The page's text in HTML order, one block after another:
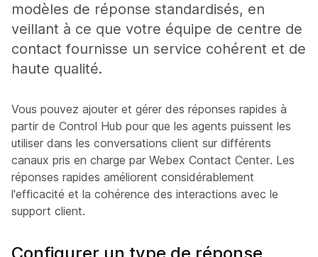
modèles de réponse standardisés, en
veillant à ce que votre équipe de centre de
contact fournisse un service cohérent et de
haute qualité.
Vous pouvez ajouter et gérer des réponses rapides à
partir de Control Hub pour que les agents puissent les
utiliser dans les conversations client sur différents
canaux pris en charge par Webex Contact Center. Les
réponses rapides améliorent considérablement
l'efficacité et la cohérence des interactions avec le
support client.